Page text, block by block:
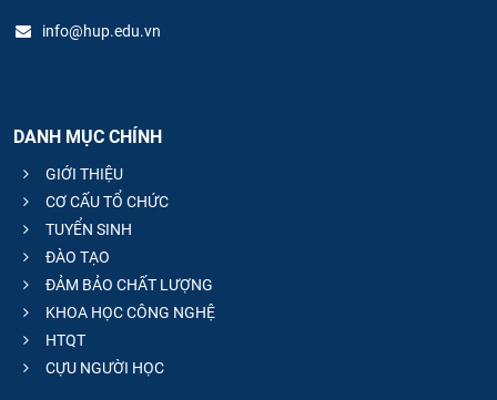
info@hup.edu.vn
DANH MỤC CHÍNH
GIỚI THIỆU
CƠ CẤU TỔ CHỨC
TUYỂN SINH
ĐÀO TẠO
ĐẢM BẢO CHẤT LƯỢNG
KHOA HỌC CÔNG NGHỆ
HTQT
CỰU NGƯỜI HỌC